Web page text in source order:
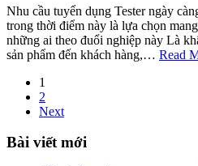
Nhu cầu tuyển dụng Tester ngày
trong thời điểm này là lựa chọn
những ai theo đuổi nghiệp này Là
sản phẩm đến khách hàng,… Read
1
2
Next
Bài viết mới